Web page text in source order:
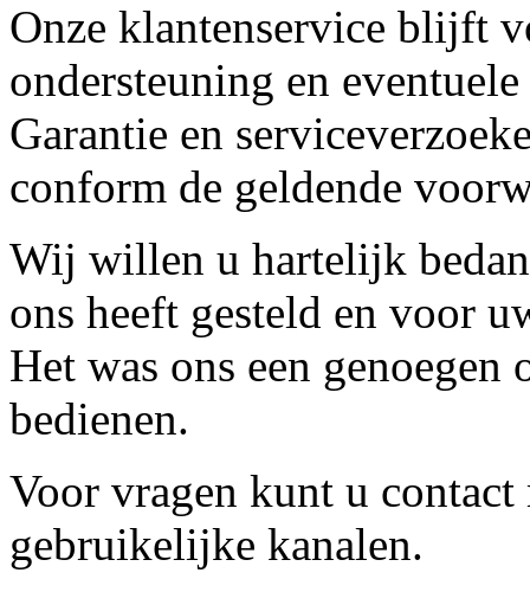
Onze klantenservice blijft
ondersteuning en
Garantie en
conform de geldende
Wij willen u hartelijk
ons heeft gesteld en voor
Het was ons een
bedienen.
Voor vragen kunt u contact
gebruikelijke kanalen.